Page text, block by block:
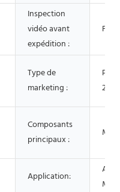
Inspection
vidéo avant
expédition :
Type de
marketing :
2021
Composants
principaux :
Application: